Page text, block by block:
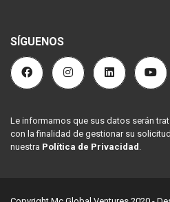
SÍGUENOS
Le informamos que sus datos serán
con la finalidad de gestionar su
nuestra Política de Privacidad .